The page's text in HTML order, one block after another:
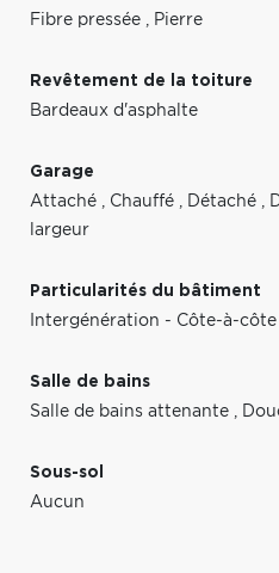
Fibre pressée , Pierre
Revêtement de la toiture
Bardeaux d'asphalte
Garage
Attaché , Chauffé , Détaché ,
largeur
Particularités du bâtiment
Intergénération - Côte-à-côte
Salle de bains
Salle de bains attenante ,
Sous-sol
Aucun